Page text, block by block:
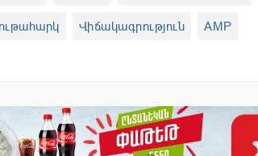
Վիճակագրություն AMP